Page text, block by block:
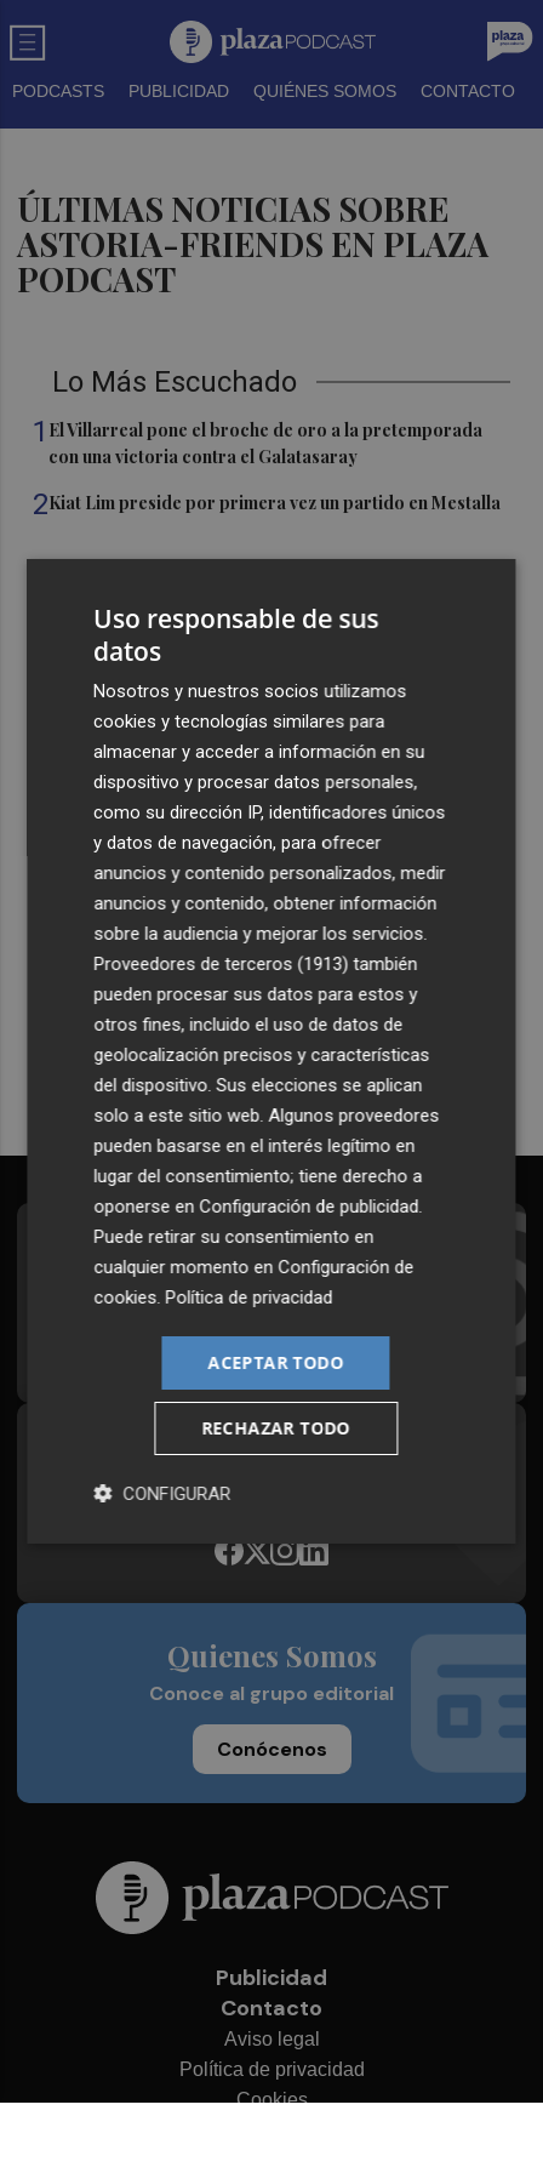
PODCASTS PUBLICIDAD QUIÉNES SOMOS CONTACTO
ÚLTIMAS NOTICIAS SOBRE
ASTORIA-FRIENDS EN PLAZA
PODCAST
Lo Más Escuchado
1 El Villarreal pone el broche de oro a la pretemporada
con una victoria contra el Galatasaray
2Kiat Lim preside por primera vez un partido en Mestalla
Aemet prevé peligro de incendios "muy alto" o
el día del eclipse
Company: “Estamos comenzando a ver el equipo que
queremos ver en la Liga”
Recibe toda la actualidad de
Plaza Podcast en tu correo
Quiero suscribirme
Suscríbete al Boletín
Todos los días a primera hora en tu email
Síguenos en redes
Plaza Podcast, desde cualquier medio
Quienes Somos
Conoce al grupo editorial
Conócenos
Publicidad
Contacto
Aviso legal
Política de privacidad
Cookies
Uso responsable de sus
datos
Nosotros y nuestros socios utilizamos
cookies y tecnologías similares para
almacenar y acceder a información en su
dispositivo y procesar datos personales,
como su dirección IP, identificadores únicos
y datos de navegación, para ofrecer
anuncios y contenido personalizados, medir
anuncios y contenido, obtener información
sobre la audiencia y mejorar los servicios.
Proveedores de terceros (1913) también
pueden procesar sus datos para estos y
otros fines, incluido el uso de datos de
geolocalización precisos y características
del dispositivo. Sus elecciones se aplican
solo a este sitio web. Algunos proveedores
pueden basarse en el interés legítimo en
lugar del consentimiento; tiene derecho a
oponerse enConfiguración de publicidad.
Puede retirar su consentimiento en
cualquier momento enConfiguración de
cookies.Política de privacidad
ACEPTAR TODO
RECHAZAR TODO
CONFIGURAR